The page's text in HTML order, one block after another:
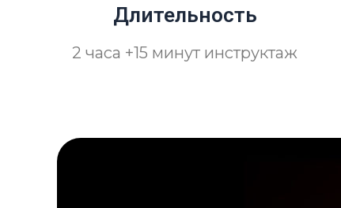
Длительность
2 часа +15 минут инструктаж